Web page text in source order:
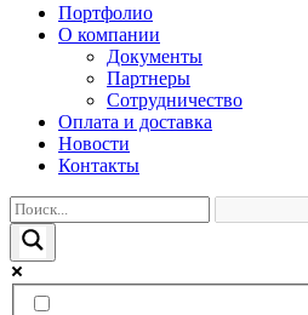
Портфолио
О компании
Документы
Партнеры
Сотрудничество
Оплата и доставка
Новости
Контакты